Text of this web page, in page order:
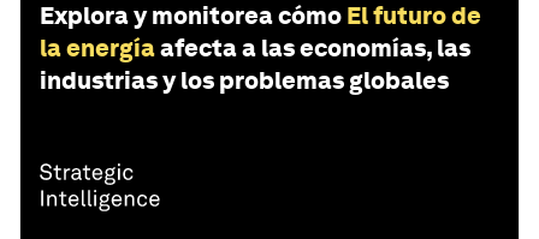
Explora y monitorea cómo El futuro de
la energíaafecta a las economías, las
industrias y los problemas globales